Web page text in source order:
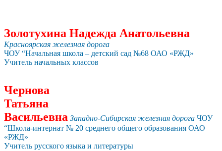
Золотухина Надежда Анатольевна
Красноярская железная дорога
ЧОУ “Начальная школа – детский сад №68 ОАО «РЖД»
Учитель начальных классов
Чернова
Татьяна
Васильевна Западно-Сибирская железная дорога ЧОУ
“Школа-интернат № 20 среднего общего образования ОАО
«РЖД»
Учитель русского языка и литературы